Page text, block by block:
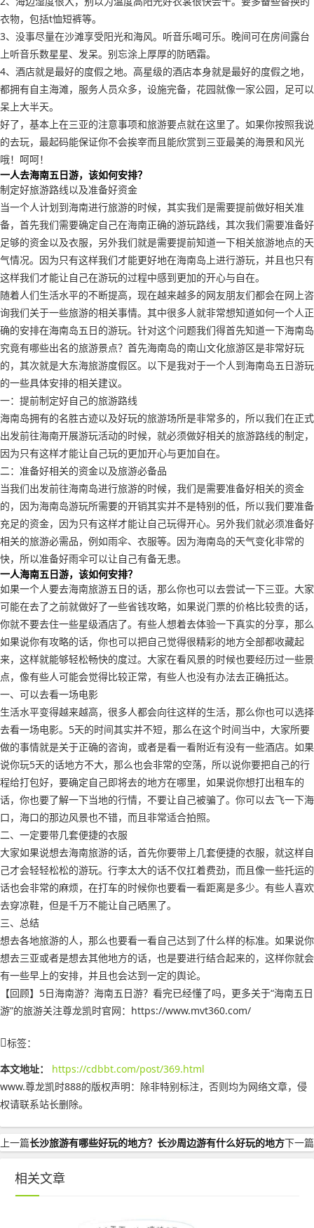
衣物，包括t恤短裤等。
3、没事尽量在沙滩享受阳光和海风。听音乐喝可乐。晚间可在房间露台
上听音乐数星星、发呆。别忘涂上厚厚的防晒霜。
4、酒店就是最好的度假之地。高星级的酒店本身就是最好的度假之地，
都拥有自主海滩，服务人员众多，设施完备，花园就像一家公园，足可以
呆上大半天。
好了，基本上在三亚的注意事项和旅游要点就在这里了。如果你按照我说
的去玩，最起码能保证你不会挨宰而且能欣赏到三亚最美的海景和风光
哦！呵呵！
一人去海南五日游，该如何安排？
制定好旅游路线以及准备好资金
当一个人计划到海南进行旅游的时候，其实我们是需要提前做好相关准
备，首先我们需要确定自己在海南正确的游玩路线，其次我们需要准备好
足够的资金以及衣服，另外我们就是需要提前知道一下相关旅游地点的天
气情况。因为只有这样我们才能更好地在海南岛上进行游玩，并且也只有
这样我们才能让自己在游玩的过程中感到更加的开心与自在。
随着人们生活水平的不断提高，现在越来越多的网友朋友们都会在网上咨
询我们关于一些旅游的相关事情。其中很多人就非常想知道如何一个人正
确的安排在海南岛五日的游玩。针对这个问题我们得首先知道一下海南岛
究竟有哪些出名的旅游景点？首先海南岛的南山文化旅游区是非常好玩
的，其次就是大东海旅游度假区。以下是我对于一个人到海南岛五日游玩
的一些具体安排的相关建议。
一：提前制定好自己的旅游路线
海南岛拥有的名胜古迹以及好玩的旅游场所是非常多的，所以我们在正式
出发前往海南开展游玩活动的时候，就必须做好相关的旅游路线的制定，
因为只有这样才能让自己玩的更加开心与更加自在。
二：准备好相关的资金以及旅游必备品
当我们出发前往海南岛进行旅游的时候，我们是需要准备好相关的资金
的，因为海南岛游玩所需要的开销其实并不是特别的低，所以我们要准备
充足的资金，因为只有这样才能让自己玩得开心。另外我们就必须准备好
相关的旅游必需品，例如雨伞、衣服等。因为海南岛的天气变化非常的
快，所以准备好雨伞可以让自己有备无患。
一人海南五日游，该如何安排？
如果一个人要去海南旅游五日的话，那么你也可以去尝试一下三亚。大家
可能在去了之前就做好了一些省钱攻略，如果说门票的价格比较贵的话，
你就不要去住一些星级酒店了。有些人想着去体验一下真实的分享，那么
如果说你有攻略的话，你也可以把自己觉得很精彩的地方全部都收藏起
来，这样就能够轻松畅快的度过。大家在看风景的时候也要经历过一些景
点，像有些人可能会觉得比较正常，有些人也没有办法去正确抵达。
一、可以去看一场电影
生活水平变得越来越高，很多人都会向往这样的生活，那么你也可以选择
去看一场电影。5天的时间其实并不短，那么在这个时间当中，大家所要
做的事情就是关于正确的咨询，或者是看一看附近有没有一些酒店。如果
说你玩5天的话地方不大，那么也会非常的空荡，所以说你要把自己的行
程给打包好，要确定自己即将去的地方在哪里，如果说你想打出租车的
话，你也要了解一下当地的行情，不要让自己被骗了。你可以去飞一下海
口，海口的那边风景也不错，而且非常适合拍照。
二、一定要带几套便捷的衣服
大家如果说想去海南旅游的话，首先你要带上几套便捷的衣服，就这样自
己才会轻轻松松的游玩。行李太大的话不仅扛着费劲，而且像一些托运的
话也会非常的麻烦，在打车的时候你也要看一看距离是多少。有些人喜欢
去穿凉鞋，但是千万不能让自己晒黑了。
三、总结
想去各地旅游的人，那么也要看一看自己达到了什么样的标准。如果说你
想去三亚或者是想去其他地方的话，也是要进行结合起来的，这样你就会
有一些早上的安排，并且也会达到一定的舆论。
【回顾】5日海南游？海南五日游？看完已经懂了吗，更多关于“海南五日
游”的旅游关注尊龙凯时官网：https://www.mvt360.com/
标签：
本文地址：
https://cdbbt.com/post/369.html
www.尊龙凯时888的版权声明： 除非特别标注，否则均为网络文章，侵
权请联系站长删除。
上一篇长沙旅游有哪些好玩的地方？长沙周边游有什么好玩的地方下一篇
相关文章